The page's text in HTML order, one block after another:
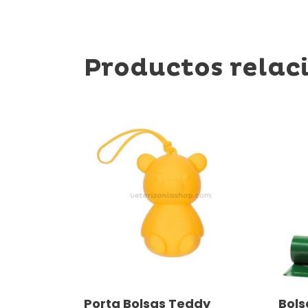
Productos
Añadir Al Carrito
Porta Bolsas Teddy